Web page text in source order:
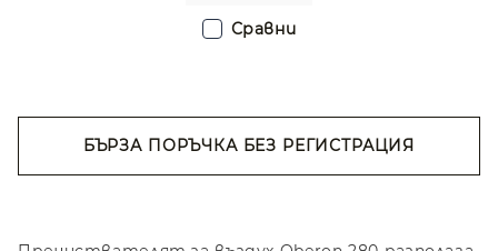
БЪРЗА ПОРЪЧКА БЕЗ РЕГИСТРАЦИЯ
Съгласен съм сПолитиката за лични
Сравни